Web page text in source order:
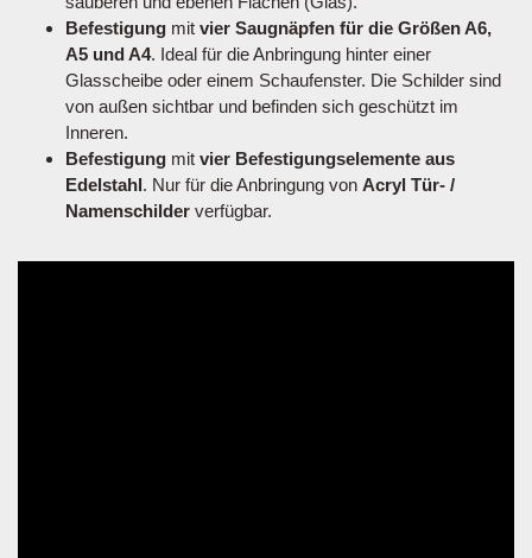
Befestigung mit vier Saugnäpfen für die Größen A6,
A5 und A4. Ideal für die Anbringung hinter einer
Glasscheibe oder einem Schaufenster. Die Schilder sind
von außen sichtbar und befinden sich geschützt im
Inneren.
Befestigung mit vier Befestigungselemente aus
Edelstahl. Nur für die Anbringung von Acryl Tür- /
Namenschilder verfügbar.